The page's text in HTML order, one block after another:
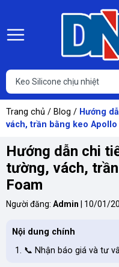
Trang chủ / Blog / Hướng
vách, trần bằng keo Apollo
Hướng dẫn chi
tường, vách,
Foam
Người đăng: Admin 10/01/
Nội dung chính
📞 Nhận báo giá và tư